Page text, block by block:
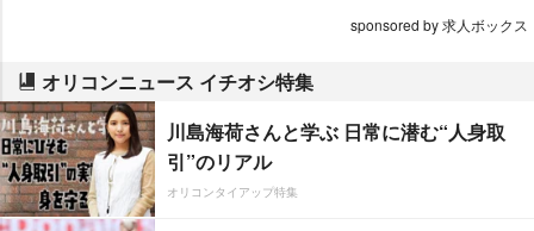
sponsored by 求人ボックス
オリコンニュース イチオシ特集
川島海荷さんと学ぶ 日常に潜む“人身取
引”のリアル
オリコンタイアップ特集